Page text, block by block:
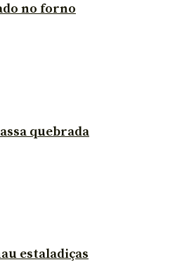
no forno
quebrada
estaladiças